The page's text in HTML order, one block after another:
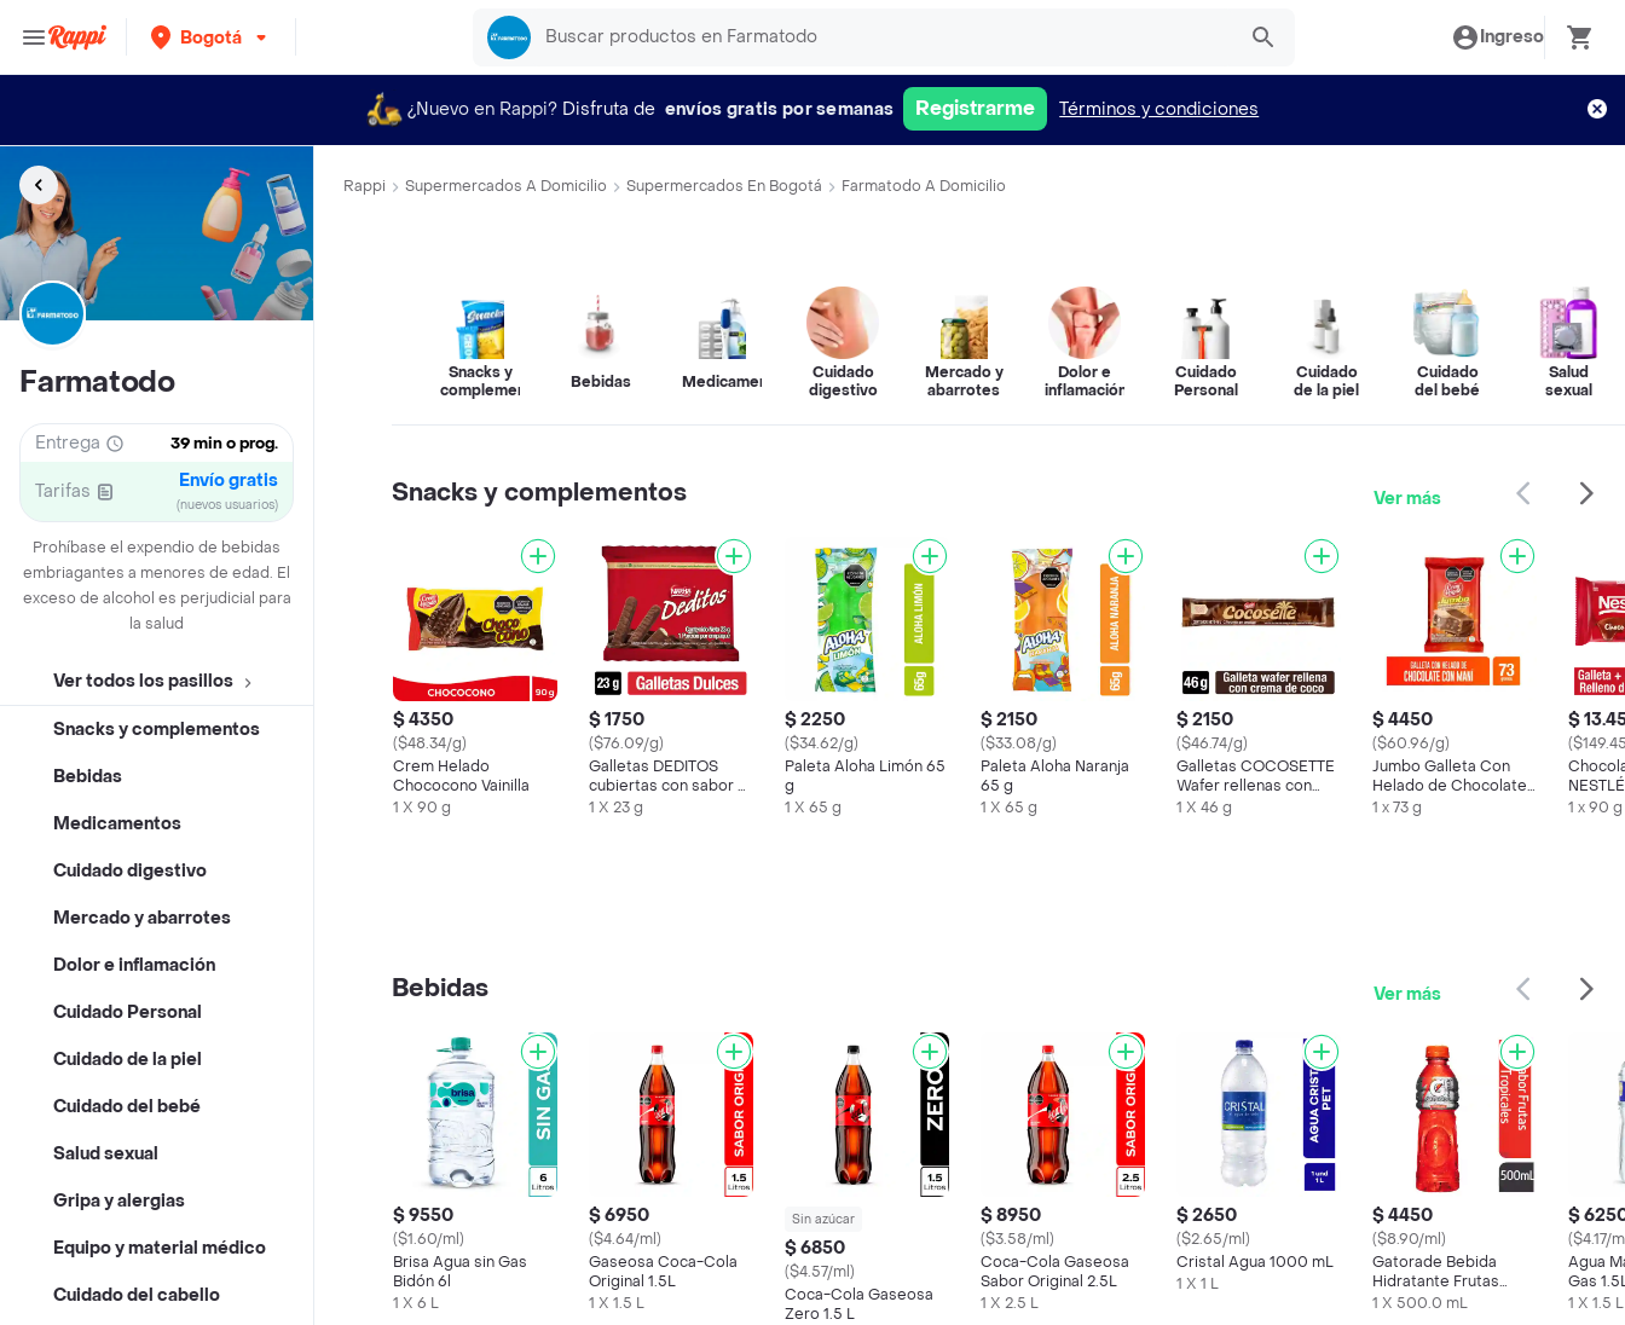
Bogotá Ingreso
¿Nuevo en Rappi? Disfruta de envíos gratis por semanas Registrarme Términos y condiciones
Farmatodo
Entrega 39 min o prog.
Tarifas Envío gratis
(nuevos usuarios)
Prohíbase el expendio de bebidas
embriagantes a menores de edad. El
exceso de alcohol es perjudicial para
la salud
Ver todos los pasillos
Snacks y complementos
Bebidas
Medicamentos
Cuidado digestivo
Mercado y abarrotes
Dolor e inflamación
Cuidado Personal
Cuidado de la piel
Cuidado del bebé
Salud sexual
Gripa y alergias
Equipo y material médico
Cuidado del cabello
Rappi Supermercados A Domicilio Supermercados En Bogotá Farmatodo A Domicilio
Snacks y
complementos
Bebidas Medicamentos
Cuidado
digestivo
Mercado y
abarrotes
Dolor e
inflamación
Cuidado
Personal
Cuidado
de la piel
Cuidado
del bebé
Salud
sexual
Snacks y complementos Ver más
$ 4350
($48.34/g)
Crem Helado
Chococono Vainilla
1 X 90 g
$ 1750
($76.09/g)
Galletas DEDITOS
cubiertas con sabor a
chocolate x 23g
1 X 23 g
$ 2250
($34.62/g)
Paleta Aloha Limón 65
g
1 X 65 g
$ 2150
($33.08/g)
Paleta Aloha Naranja
65 g
1 X 65 g
$ 2150
($46.74/g)
Galletas COCOSETTE
Wafer rellenas con
crema de coco x 46g
1 X 46 g
$ 4450
($60.96/g)
Jumbo Galleta Con
Helado de Chocolate
Con Maní Platillo
1 x 73 g
$
relleno
1 x 90 g
Bebidas Ver más
$ 9550
($1.60/ml)
Brisa Agua sin Gas
Bidón 6l
1 X 6 L
$ 6950
($4.64/ml)
Gaseosa Coca-Cola
Original 1.5L
1 X 1.5 L
Sin azúcar
$ 6850
($4.57/ml)
Coca-Cola Gaseosa
Zero 1.5 L
$ 8950
($3.58/ml)
Coca-Cola Gaseosa
Sabor Original 2.5L
1 X 2.5 L
$ 2650
($2.65/ml)
Cristal Agua 1000 mL
1 X 1 L
$ 4450
($8.90/ml)
Gatorade Bebida
Hidratante Frutas
Tropicales 500 mL
1 X 500.0 mL
$
($4.17/
Agua
Gas
1 X 1.5 L